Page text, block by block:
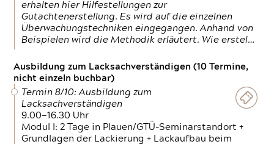
erhalten hier Hilfestellungen zur
Gutachtenerstellung. Es wird auf die einzelnen
Überwachungstechniken eingegangen. Anhand von
Beispielen wird die Methodik erläutert. Wie erstel…
Ausbildung zum Lacksachverständigen (10 Termine,
nicht einzeln buchbar)
Termin 8/10: Ausbildung zum
Lacksachverständigen
9.00—16.30 Uhr
Modul I: 2 Tage in Plauen/GTÜ-Seminarstandort +
Grundlagen der Lackierung + Lackaufbau beim